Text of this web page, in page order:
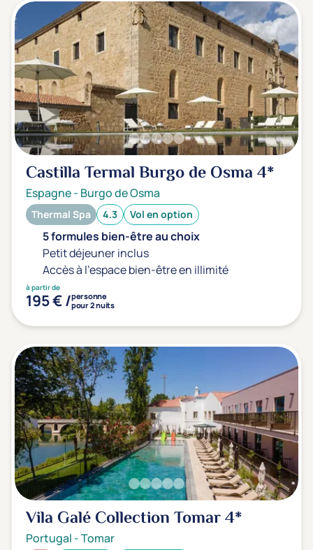
Castilla Termal Burgo de Osma4*
Espagne- Burgo de Osma
Thermal Spa 4.3 Vol en option
5 formules bien-être au choix
Petit déjeuner inclus
Accès à l'espace bien-être en illimité
à partir de
195 € /personne
pour 2 nuits
Vila Galé Collection Tomar4*
Portugal -Tomar